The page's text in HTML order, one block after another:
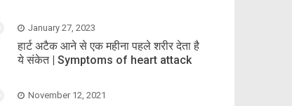
January 27, 2023
हार्ट अटैक आने से एक महीना पहले शरीर देता है
ये संकेत | Symptoms of heart attack
November 12, 2021